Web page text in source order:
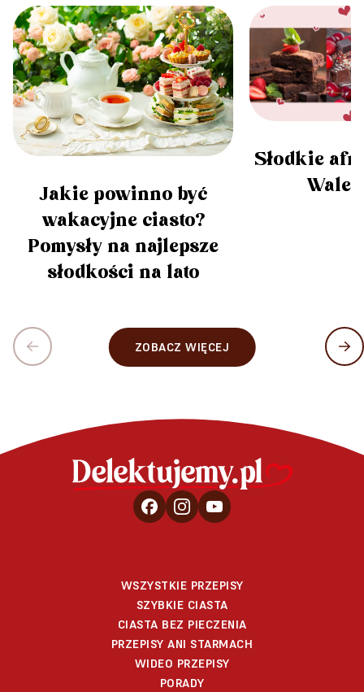
Jakie powinno być
wakacyjne ciasto?
Pomysły na najlepsze
słodkości na lato
Słodkie
ZOBACZ WIĘCEJ
WSZYSTKIE PRZEPISY
SZYBKIE CIASTA
CIASTA BEZ PIECZENIA
PRZEPISY ANI STARMACH
WIDEO PRZEPISY
PORADY